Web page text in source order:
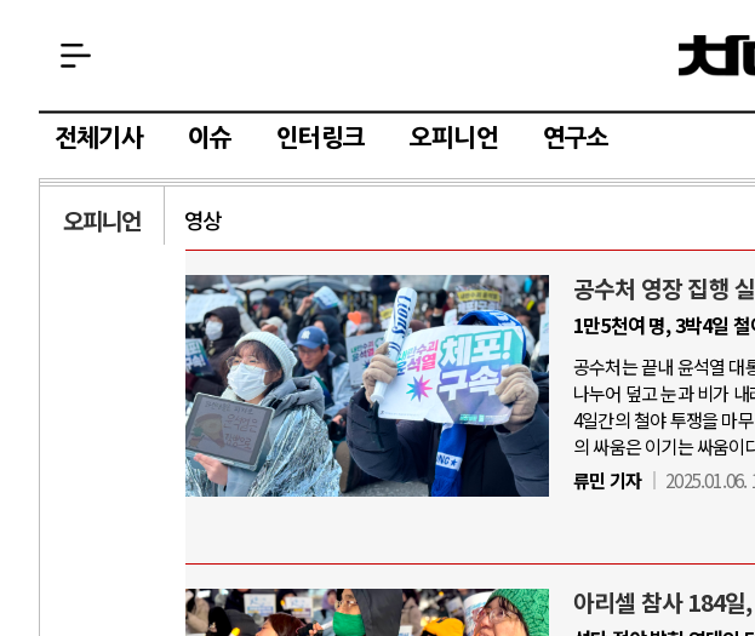
전체기사 이슈 인터링크 오피니언 연구소
오피니언 영상
공수처 영장 집행
1만5천여 명, 3박4일
공수처는 끝내 윤석열 대
나누어 덮고 눈과 비가
4일간의 철야 투쟁을 마
의 싸움은 이기는 싸움이
류민 기자
2025.01.06.
아리셀 참사 184
AI와 인간
중국 AI, 저가 공세로 글로벌 토큰 시..
AI 국부펀드 구상 놓고 미국 진보진영 ..
AI 데이터센터 반대 투쟁은 새로운 글로..
AI의 숨은 환경 비용: 데이터센터 확산..